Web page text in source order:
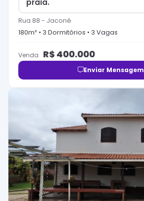
praia.
Rua 88 - Jaconé
180m² • 3 Dormitórios • 3 Vagas
Venda R$ 400.000
Enviar Mensagem